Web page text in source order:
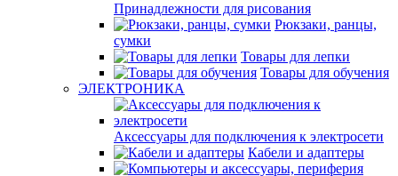
Принадлежности для рисования
Рюкзаки, ранцы,
сумки
Товары для лепки
Товары для обучения
ЭЛЕКТРОНИКА
Аксессуары для подключения к электросети
Кабели и адаптеры